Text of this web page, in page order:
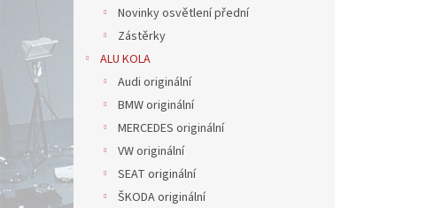
Novinky osvětlení přední
Zástěrky
ALU KOLA
Audi originální
BMW originální
MERCEDES originální
VW originální
SEAT originální
ŠKODA originální